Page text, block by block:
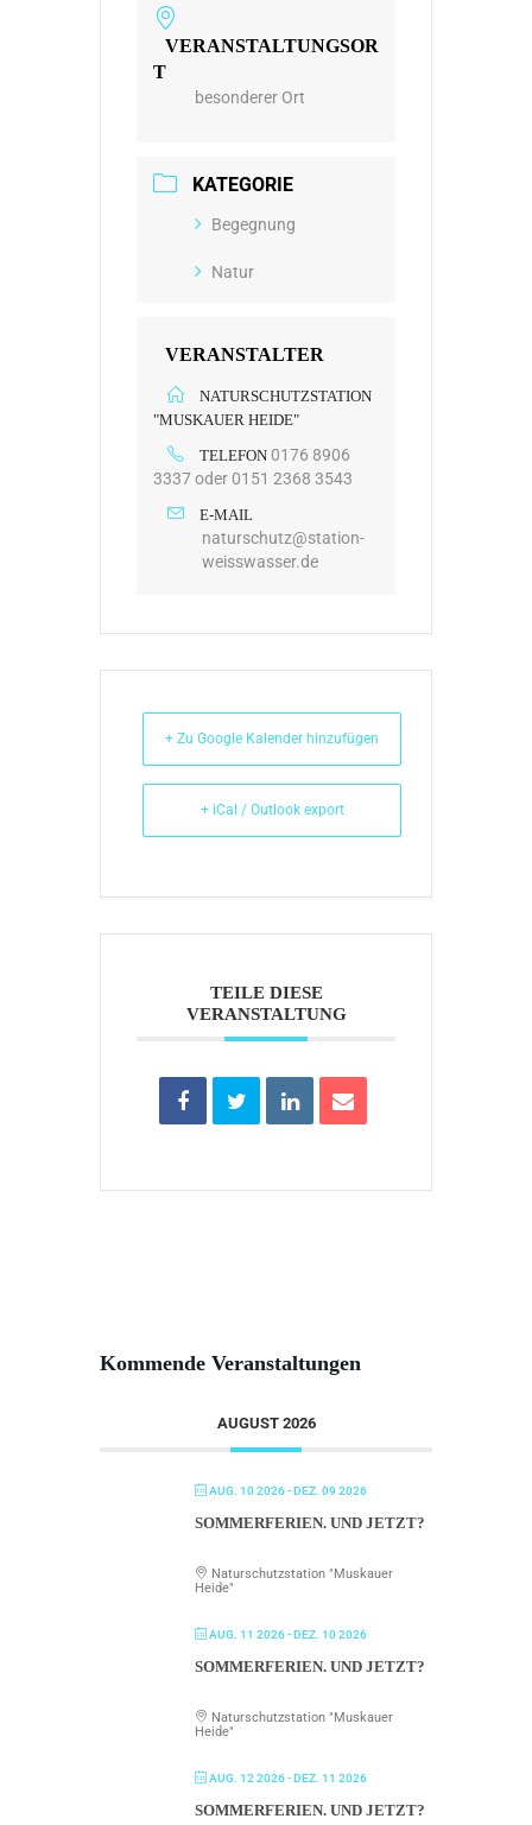
VERANSTALTUNGSOR
T
besonderer Ort
KATEGORIE
Begegnung
Natur
VERANSTALTER
NATURSCHUTZSTATION
"MUSKAUER HEIDE"
TELEFON 0176 8906
3337 oder 0151 2368 3543
E-MAIL
naturschutz@station-
weisswasser.de
+ Zu Google Kalender hinzufügen
+ iCal / Outlook export
TEILE DIESE
VERANSTALTUNG
Kommende Veranstaltungen
AUGUST 2026
AUG. 10 2026- DEZ. 09 2026
SOMMERFERIEN. UND JETZT?
Naturschutzstation "Muskauer
Heide"
AUG. 11 2026- DEZ. 10 2026
SOMMERFERIEN. UND JETZT?
Naturschutzstation "Muskauer
Heide"
AUG. 12 2026- DEZ. 11 2026
SOMMERFERIEN. UND JETZT?